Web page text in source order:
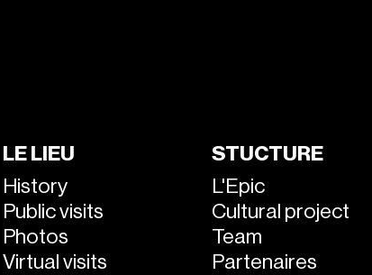
LE LIEU
History
Public visits
Photos
Virtual visits
STUCTURE
L'Epic
Cultural project
Team
Partenaires